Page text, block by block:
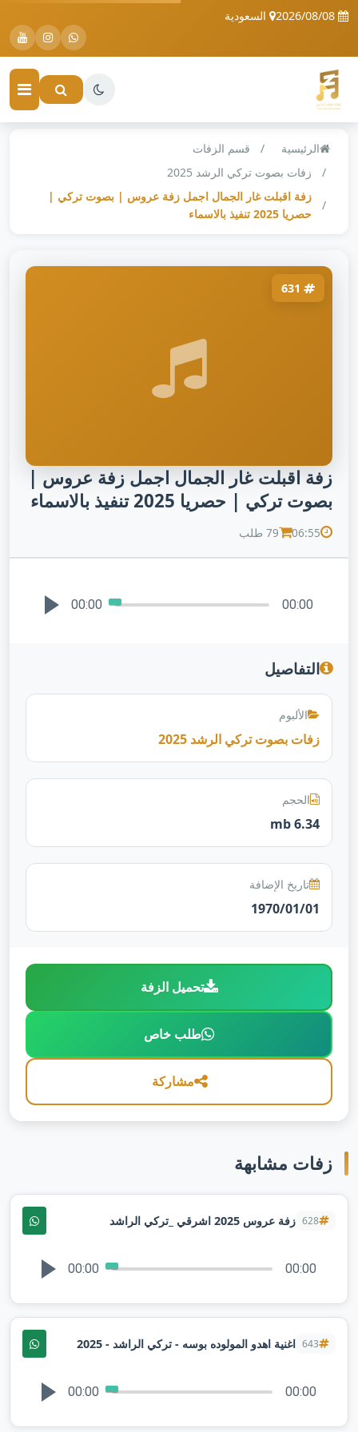
السعودية
الرئيسية
قسم الزفات
زفات بصوت تركي الرشد 2025
زفة اقبلت غار الجمال اجمل زفة عروس | بصوت تركي |
حصريا 2025⁩ تنفيذ بالاسماء
زفة اقبلت غار الجمال اجمل زفة عروس |
بصوت تركي | حصريا 2025⁩ تنفيذ بالاسماء
06:55 79 طلب
00:00 00:00
التفاصيل
الألبوم
زفات بصوت تركي الرشد 2025
الحجم
6.34 mb
تاريخ الإضافة
1970/01/01
تحميل الزفة
طلب خاص
مشاركة
زفات مشابهة
628 زفة عروس 2025 اشرقي _تركي الراشد
00:00 00:00
643 اغنية اهدو المولوده بوسه - تركي الراشد - 2025⁩
00:00 00:00